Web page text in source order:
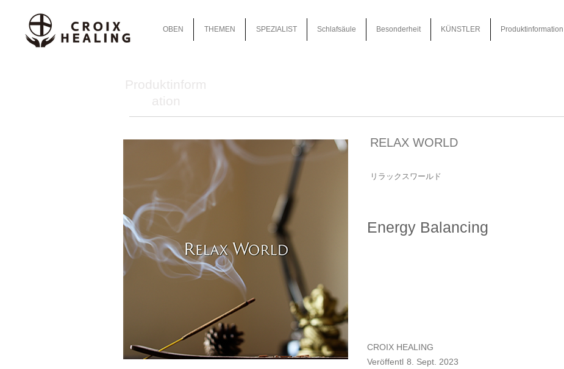
OBEN THEMEN SPEZIALIST Schlafsäule Besonderheit KÜNSTLER Produktinformation
Produktinform
ation
RELAX WORLD
リラックスワールド
Energy Balancing
CROIX HEALING
8. Sept. 2023
Veröffentl